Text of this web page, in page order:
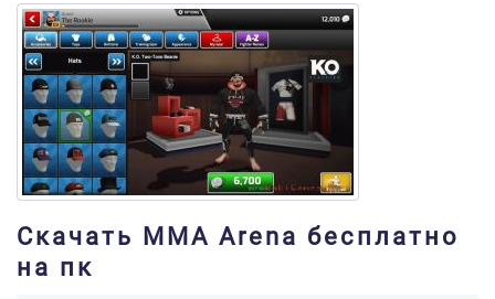
Скачать MMA Arena бесплатно
на пк